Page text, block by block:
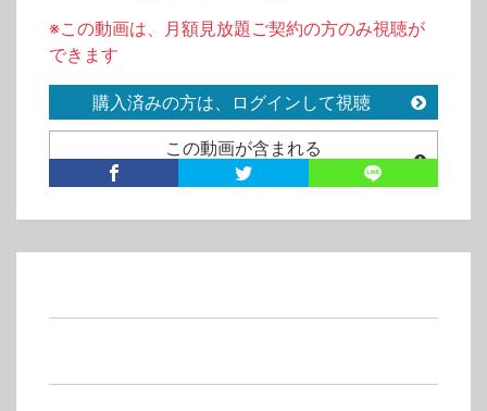
※この動画は、月額見放題ご契約の方のみ視聴が
できます
購入済みの方は、ログインして視聴
この動画が含まれる
月額見放題
国府保周 脱炭素 目標 Z世代 SDGs
品質